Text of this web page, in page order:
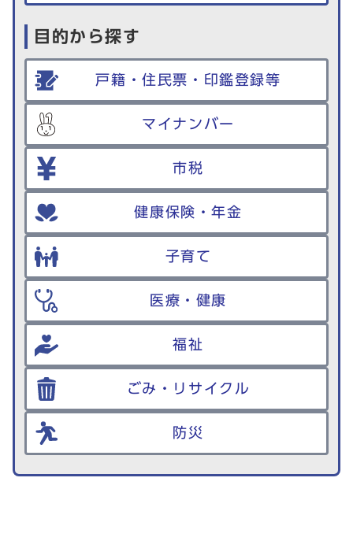
目的から探す
戸籍・住民票・印鑑登録等
マイナンバー
市税
健康保険・年金
子育て
医療・健康
福祉
ごみ・リサイクル
防災